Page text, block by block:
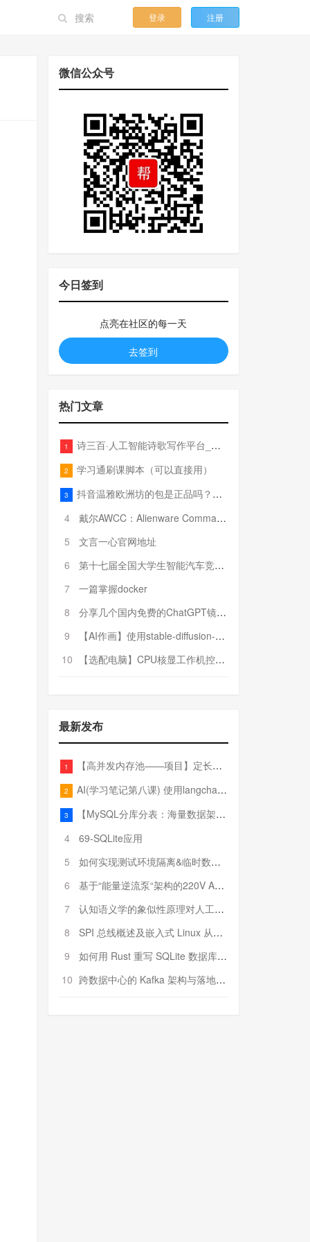
登录 注册
微信公众号
今日签到
点亮在社区的每一天
去签到
热门文章
1 诗三百·人工智能诗歌写作平台_在线作诗机_藏头诗生成器_电脑对联_姓名作诗
2 学习通刷课脚本（可以直接用）
3
抖音温雅欧洲坊的包是正品吗？温雅卖的包为啥那么便宜？
4
戴尔AWCC：Alienware Command Center 故障排除方法，里面附有超全详解呦，快来快来，欢迎观看~
5
文言一心官网地址
6
第十七届全国大学生智能汽车竞赛全国总决赛参赛队伍奖项公告
7
一篇掌握docker
8
分享几个国内免费的ChatGPT镜像网址(亲测有效-4月25日更新)
9
【AI作画】使用stable-diffusion-webui搭建AI作画平台
10
【选配电脑】CPU核显工作机控制预算5000
最新发布
1 【高并发内存池——项目】定长内存池——开胃小菜
2 AI(学习笔记第八课) 使用langchain的embedding models
3
【MySQL分库分表：海量数据架构的终极解决方案】
4
69-SQLite应用
5
如何实现测试环境隔离&临时数据库（pytest+SQLite）
6
基于“能量逆流泵“架构的220V AC至20V DC 300W高效电源设计
7
认知语义学的象似性原理对人工智能自然语言处理深层语义分析的影响与启示
8
SPI 总线概述及嵌入式 Linux 从属 SPI 设备驱动程序开发（第二部分，实践）
9
如何用 Rust 重写 SQLite 数据库（二）:是否有市场空间？
10 跨数据中心的 Kafka 架构与落地实战